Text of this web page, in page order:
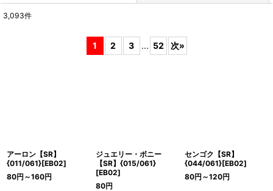
サブカテゴリ
3,093件
1 2 3 ... 52 次»
アーロン【SR】
{011/061}[EB02]
80円 ～160円
ジュエリー・ボニー
【SR】{015/061}
[EB02]
80円
センゴク【SR】
{044/061}[EB02]
80円 ～120円